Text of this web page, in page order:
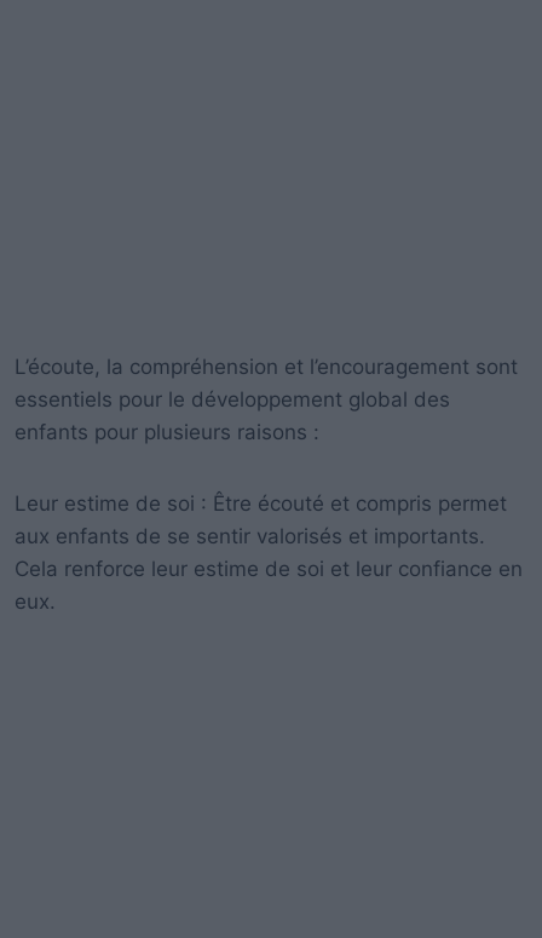
L’écoute, la compréhension et l’encouragement sont
essentiels pour le développement global des
enfants pour plusieurs raisons :
Leur estime de soi : Être écouté et compris permet
aux enfants de se sentir valorisés et importants.
Cela renforce leur estime de soi et leur confiance en
eux.